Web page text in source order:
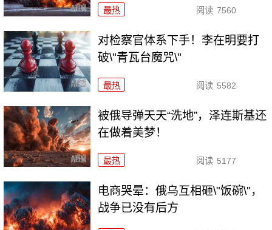
最热 阅读 7560
对检察官体系下手！李在明要打
破\"青瓦台魔咒\"
最热 阅读 5582
被俄导弹天天“洗地”，泽连斯基还
在做着美梦！
最热 阅读 5177
电商哭晕：俄乌互相砸\"饭碗\"，
战争已没有后方